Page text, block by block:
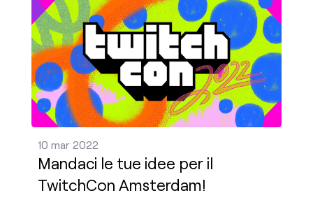
10 mar 2022
Mandaci le tue idee per il
TwitchCon Amsterdam!
Mandaci le tue idee per il TwitchCon Amsterdam!